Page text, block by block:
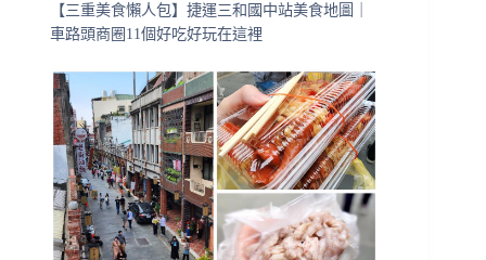
【三重美食懶人包】捷運三和國中站美食地圖｜
車路頭商圈11個好吃好玩在這裡